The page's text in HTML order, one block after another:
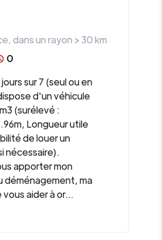
, dans un rayon >30km
0
sur 7 (seul ou en
d'un véhicule
(surélevé :
Longueur utile
de louer un
nécessaire).
apporter mon
déménagement, ma
aider à or...